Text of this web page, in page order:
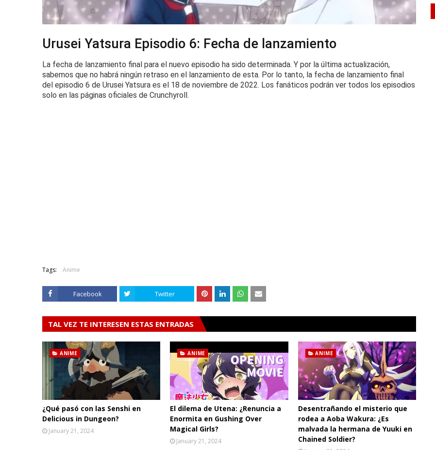
Urusei Yatsura Episodio 6: Fecha de lanzamiento
La fecha de lanzamiento final para el nuevo episodio ha sido determinada. Y por la última actualización,
sabemos que no habrá ningún retraso en el lanzamiento de esta. Por lo tanto, la fecha de lanzamiento final
del episodio 6 de Urusei Yatsura es el 18 de noviembre de 2022. Los fanáticos podrán ver todos los episodios
solo en las páginas oficiales de Crunchyroll.
Tags: Anime
Facebook Twitter
TAL VEZ TE INTERESEN ESTAS ENTRADAS
ANIME
¿Qué pasó con las Senshi en
Delicious in Dungeon?
January 21, 2024
ANIME
El dilema de Utena: ¿Renuncia a
Enormita en Gushing Over
Magical Girls?
January 21, 2024
ANIME
Desentrañando el misterio que
rodea a Aoba Wakura: ¿Es
malvada la hermana de Yuuki en
Chained Soldier?